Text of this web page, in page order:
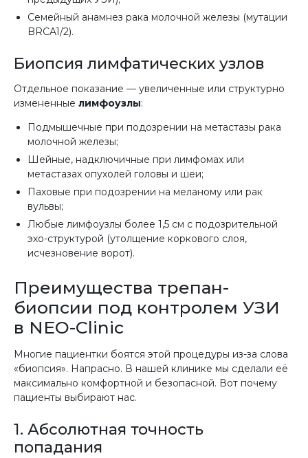
Семейный анамнез рака молочной железы (мутации
BRCA1/2).
Биопсия лимфатических узлов
Отдельное показание — увеличенные или структурно
измененные лимфоузлы:
Подмышечные при подозрении на метастазы рака
молочной железы;
Шейные, надключичные при лимфомах или
метастазах опухолей головы и шеи;
Паховые при подозрении на меланому или рак
вульвы;
Любые лимфоузлы более 1,5 см с подозрительной
эхо-структурой (утолщение коркового слоя,
исчезновение ворот).
Преимущества трепан-
биопсии под контролем УЗИ
в NEO-Clinic
Многие пациентки боятся этой процедуры из-за слова
«биопсия». Напрасно. В нашей клинике мы сделали её
максимально комфортной и безопасной. Вот почему
пациенты выбирают нас.
1. Абсолютная точность
попадания